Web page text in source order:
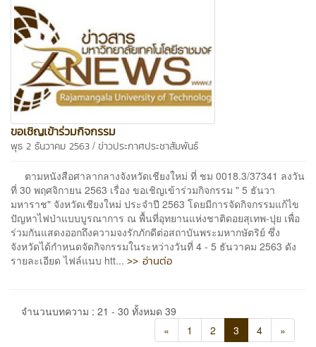
ขอเชิญเข้าร่วมกิจกรรม
พุธ 2 ธันวาคม 2563 / ข่าวประกาศประชาสัมพันธ์
ตามหนังสือศาลากลางจังหวัดเชียงใหม่ ที่ ชม 0018.3/37341 ลงวัน
ที่ 30 พฤศจิกายน 2563 เรื่อง ขอเชิญเข้าร่วมกิจกรรม " 5 ธันวา
มหาราช" จังหวัดเชียงใหม่ ประจำปี 2563 โดยมีการจัดกิจกรรมแก้ไข
ปัญหาไฟป่าแบบบูรณาการ ณ พื้นที่อุทยานแห่งชาติดอยสุเทพ-ปุย เพื่อ
ร่วมกันแสดงออกถึงความจงรักภักดีต่อสถาบันพระมหากษัตริย์ ซึ่ง
จังหวัดได้กำหนดจัดกิจกรรมในระหว่างวันที่ 4 - 5 ธันวาคม 2563 ดัง
รายละเอียด ไฟล์แนบ htt... >> อ่านต่อ
จำนวนบทความ : 21 - 30 ทั้งหมด 39
«
1 2 3 4 »